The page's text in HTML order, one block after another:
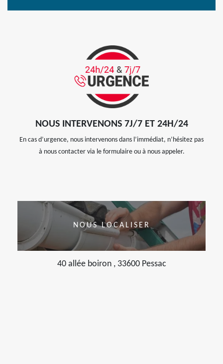
NOUS INTERVENONS 7J/7 ET 24H/24
En cas d’urgence, nous intervenons dans l’immédiat, n’hésitez pas
à nous contacter via le formulaire ou à nous appeler.
NOUS LOCALISER
40 allée boiron , 33600 Pessac